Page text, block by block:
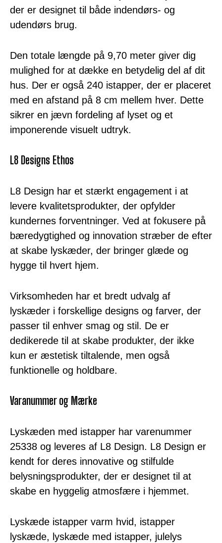
der er designet til både indendørs- og
udendørs brug.
Den totale længde på 9,70 meter giver dig
mulighed for at dække en betydelig del af dit
hus. Der er også 240 istapper, der er placeret
med en afstand på 8 cm mellem hver. Dette
sikrer en jævn fordeling af lyset og et
imponerende visuelt udtryk.
L8 Designs Ethos
L8 Design har et stærkt engagement i at
levere kvalitetsprodukter, der opfylder
kundernes forventninger. Ved at fokusere på
bæredygtighed og innovation stræber de efter
at skabe lyskæder, der bringer glæde og
hygge til hvert hjem.
Virksomheden har et bredt udvalg af
lyskæder i forskellige designs og farver, der
passer til enhver smag og stil. De er
dedikerede til at skabe produkter, der ikke
kun er æstetisk tiltalende, men også
funktionelle og holdbare.
Varanummer og Mærke
Lyskæden med istapper har varenummer
25338 og leveres af L8 Design. L8 Design er
kendt for deres innovative og stilfulde
belysningsprodukter, der er designet til at
skabe en hyggelig atmosfære i hjemmet.
Lyskæde istapper varm hvid, istapper
lyskæde, lyskæde med istapper, julelys